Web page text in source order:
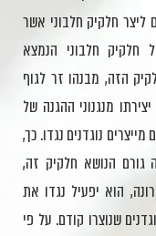
ליצר חלקיק חלבוני אשר
חלבוני הנמצא
הזה, מבנהו זר לגוף
מנגנוני ההגנה של
נוגדנים נגדו. כך,
גורם הנושא חלקיק זה,
הוא יפעיל נגדו את
שנוצרו קודם. על פי